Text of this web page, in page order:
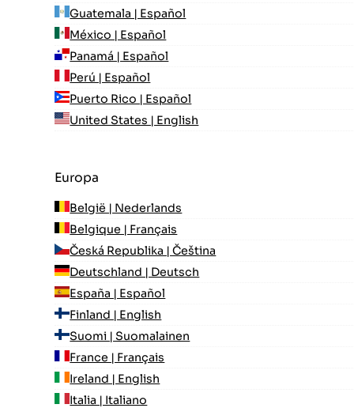
Guatemala | Español
México | Español
Panamá | Español
Perú | Español
Puerto Rico | Español
United States | English
Europa
België | Nederlands
Belgique | Français
Česká Republika | Čeština
Deutschland | Deutsch
España | Español
Finland | English
Suomi | Suomalainen
France | Français
Ireland | English
Italia | Italiano